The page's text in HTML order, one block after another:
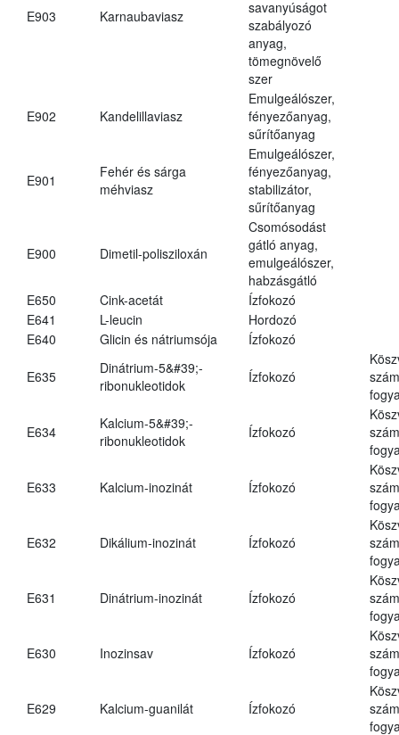
E903 Karnaubaviasz
savanyúságot
szabályozó
anyag,
tömegnövelő
szer
E902 Kandelillaviasz
Emulgeálószer,
fényezőanyag,
sűrítőanyag
E901
Fehér és sárga
méhviasz
Emulgeálószer,
fényezőanyag,
stabilizátor,
sűrítőanyag
E900 Dimetil-polisziloxán
Csomósodást
gátló anyag,
emulgeálószer,
habzásgátló
E650
Cink-acetát
Ízfokozó
E641
L-leucin
Hordozó
E640
Glicin és nátriumsója Ízfokozó
E635
Dinátrium-5&#39;-
ribonukleotidok
Ízfokozó
E634
Kalcium-5&#39;-
ribonukleotidok
Ízfokozó
E633 Kalcium-inozinát Ízfokozó
E632 Dikálium-inozinát Ízfokozó
E631 Dinátrium-inozinát Ízfokozó
E630 Inozinsav Ízfokozó
E629 Kalcium-guanilát Ízfokozó